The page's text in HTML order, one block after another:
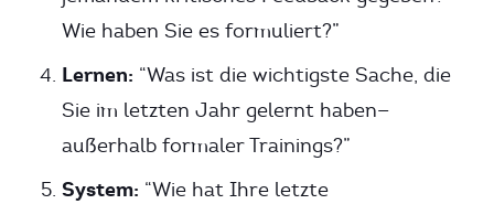
Wie haben Sie es formuliert?”
Lernen: “Was ist die wichtigste Sache, die
Sie im letzten Jahr gelernt haben—
außerhalb formaler Trainings?”
System: “Wie hat Ihre letzte